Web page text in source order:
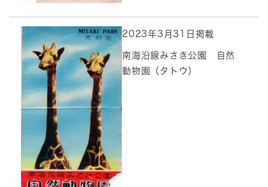
2023年3月31日掲載
南海沿線みさき公園 自然
動物園（タトウ）